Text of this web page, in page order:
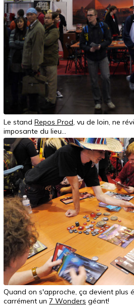
Le stand Repos Prod, vu de loin, ne
imposante du lieu...
Quand on s'approche, ça devient plus
carrément un 7 Wonders géant!